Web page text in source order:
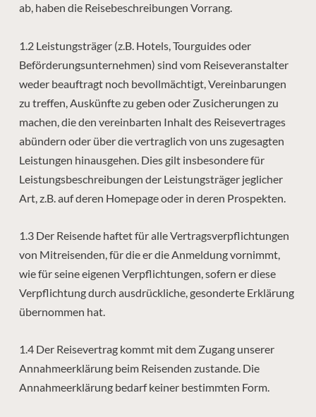
ab, haben die Reisebeschreibungen Vorrang.
1.2 Leistungsträger (z.B. Hotels, Tourguides oder
Beförderungsunternehmen) sind vom Reiseveranstalter
weder beauftragt noch bevollmächtigt, Vereinbarungen
zu treffen, Auskünfte zu geben oder Zusicherungen zu
machen, die den vereinbarten Inhalt des Reisevertrages
abündern oder über die vertraglich von uns zugesagten
Leistungen hinausgehen. Dies gilt insbesondere für
Leistungsbeschreibungen der Leistungsträger jeglicher
Art, z.B. auf deren Homepage oder in deren Prospekten.
1.3 Der Reisende haftet für alle Vertragsverpflichtungen
von Mitreisenden, für die er die Anmeldung vornimmt,
wie für seine eigenen Verpflichtungen, sofern er diese
Verpflichtung durch ausdrückliche, gesonderte Erklärung
übernommen hat.
1.4 Der Reisevertrag kommt mit dem Zugang unserer
Annahmeerklärung beim Reisenden zustande. Die
Annahmeerklärung bedarf keiner bestimmten Form.